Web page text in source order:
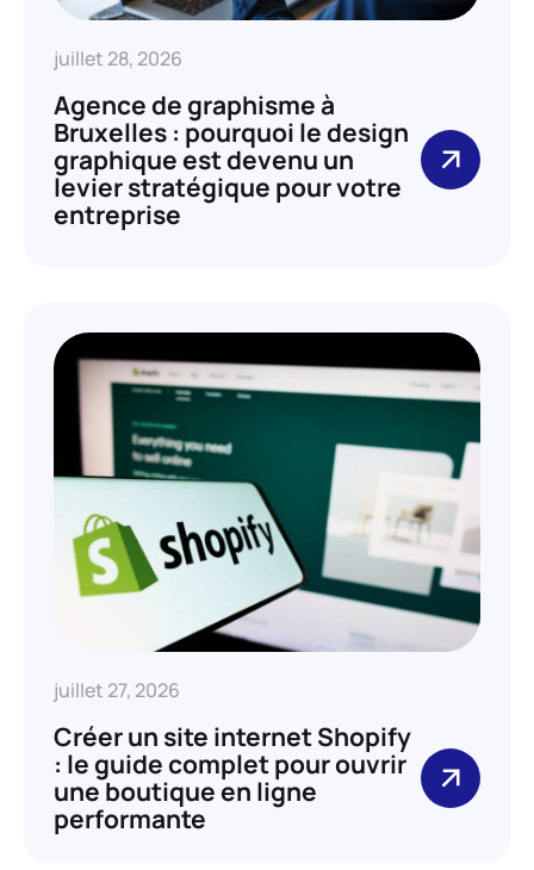
juillet 28, 2026
Agence de graphisme à
Bruxelles : pourquoi le design
graphique est devenu un
levier stratégique pour votre
entreprise
juillet 27, 2026
Créer un site internet Shopify
: le guide complet pour ouvrir
une boutique en ligne
performante